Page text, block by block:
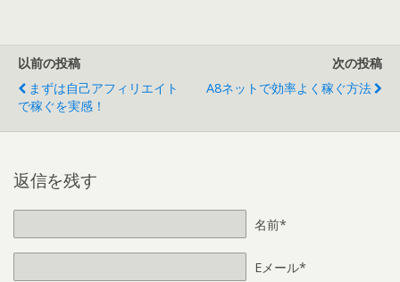
以前の投稿
まずは自己アフィリエイト
で稼ぐを実感！
次の投稿
A8ネットで効率よく稼ぐ方法
返信を残す
名前*
Eメール*